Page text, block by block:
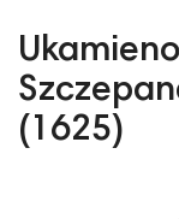
(1625)